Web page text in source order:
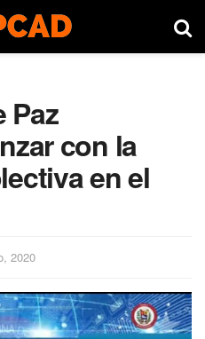
Paz
con la
en el
2020